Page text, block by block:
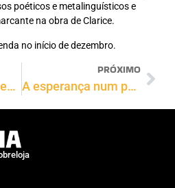
poéticos e metalinguísticos e
na obra de Clarice.
no início de dezembro.
Maravilha de ansiedade
PRÓXIMO
A esperança num pedaço de joia guardado no fundo da gaveta